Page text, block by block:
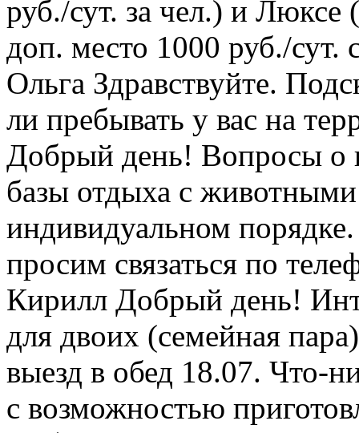
руб./сут. за чел.) и Люксе
доп. место 1000 руб./сут.
Ольга Здравствуйте.
ли пребывать у вас на
Добрый день! Вопросы о
базы отдыха с
индивидуальном
просим связаться по
Кирилл Добрый день!
для двоих (семейная
выезд в обед 18.07. Что-
с возможностью